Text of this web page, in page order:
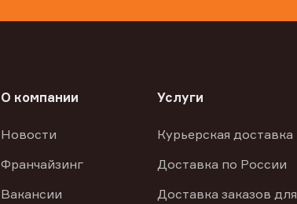
О компании
Новости
Франчайзинг
Вакансии
Услуги
Курьерская доставка
Доставка по России
Доставка заказов для